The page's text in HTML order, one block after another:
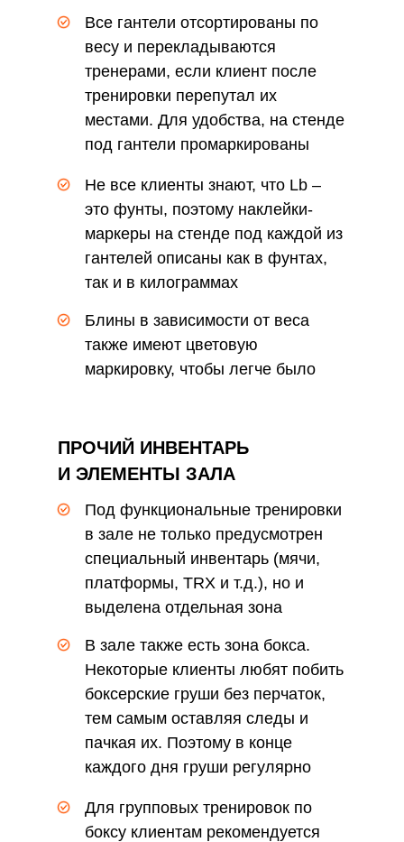
Все гантели отсортированы по
весу и перекладываются
тренерами, если клиент после
тренировки перепутал их
местами. Для удобства, на стенде
под гантели промаркированы
Не все клиенты знают, что Lb –
это фунты, поэтому наклейки-
маркеры на стенде под каждой из
гантелей описаны как в фунтах,
так и в килограммах
Блины в зависимости от веса
также имеют цветовую
маркировку, чтобы легче было
ПРОЧИЙ ИНВЕНТАРЬ
И ЭЛЕМЕНТЫ ЗАЛА
Под функциональные тренировки
в зале не только предусмотрен
специальный инвентарь (мячи,
платформы, TRX и т.д.), но и
выделена отдельная зона
В зале также есть зона бокса.
Некоторые клиенты любят побить
боксерские груши без перчаток,
тем самым оставляя следы и
пачкая их. Поэтому в конце
каждого дня груши регулярно
Для групповых тренировок по
боксу клиентам рекомендуется